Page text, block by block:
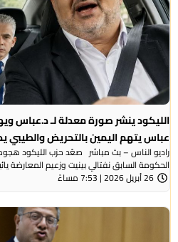
الليكود ينشر صورة معدلة لـ د.عباس
عباس يتهم اليمين بالتحريض والطيبي
راديو الناس – بث مباشر صعّد حزب الليكود
الحكومة السابق نفتالي بينيت وزعيم المعارضة
26 أبريل 2026 | 7:53 مساءً